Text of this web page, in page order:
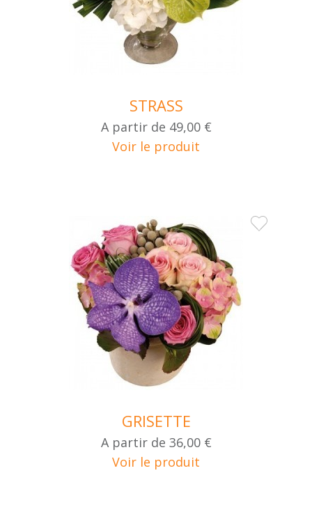
STRASS
A partir de 49,00 €
Voir le produit
GRISETTE
A partir de 36,00 €
Voir le produit